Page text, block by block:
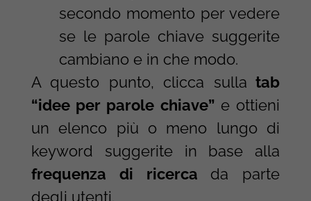
secondo momento per vedere
se le parole chiave suggerite
cambiano e in che modo.
A questo punto, clicca sulla tab
“idee per parole chiave”e ottieni
un elenco più o meno lungo di
keyword suggerite in base alla
frequenza di ricerca da parte
degli utenti.